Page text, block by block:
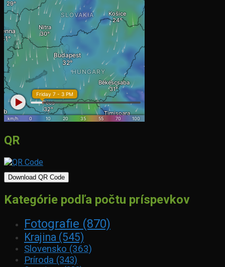
QR
Download QR Code
Kategórie podľa počtu príspevkov
Fotografie (870)
Krajina (545)
Slovensko (363)
Príroda (343)